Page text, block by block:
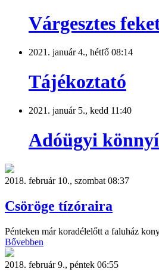
Várgesztes
2021. január 4., hétfő 08:14
Tájékoztató
2021. január 5., kedd 11:40
Adóügyi
2018. február 10., szombat 08:37
Csöröge tízóraira
Pénteken már koradélelőtt a faluház
Bővebben
2018. február 9., péntek 06:55